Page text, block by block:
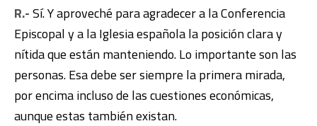
R.-Sí. Y aproveché para agradecer a la Conferencia
Episcopal y a la Iglesia española la posición clara y
nítida que están manteniendo. Lo importante son las
personas. Esa debe ser siempre la primera mirada,
por encima incluso de las cuestiones económicas,
aunque estas también existan.